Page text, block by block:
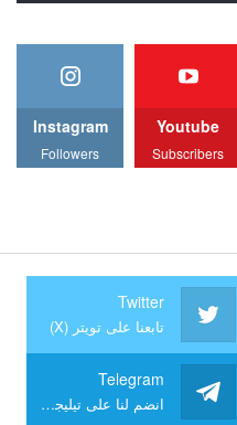
Youtube
Subscribers
Instagram
Followers
Twitter
تابعنا على تويتر (X)
Telegram
انضم لنا على تيليجرام